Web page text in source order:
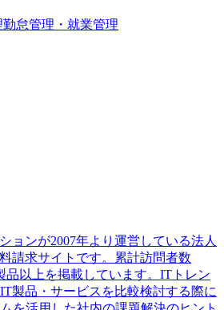
勤怠管理・就業管理
ョンが2007年より運営している法人
請求サイトです。累計訪問者数
品以上を掲載しています。ITトレン
製品・サービスを比較検討する際に